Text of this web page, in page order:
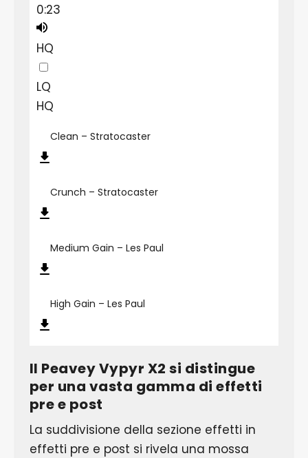
0:23
HQ
LQ
HQ
Clean – Stratocaster
Crunch – Stratocaster
Medium Gain – Les Paul
High Gain – Les Paul
Il Peavey Vypyr X2 si distingue
per una vasta gamma di effetti
pre e post
La suddivisione della sezione effetti in
effetti pre e post si rivela una mossa